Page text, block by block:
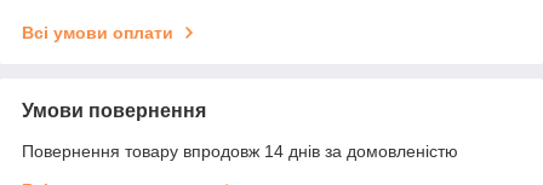
Всі умови оплати
Умови повернення
Повернення товару впродовж 14 днів за домовленістю